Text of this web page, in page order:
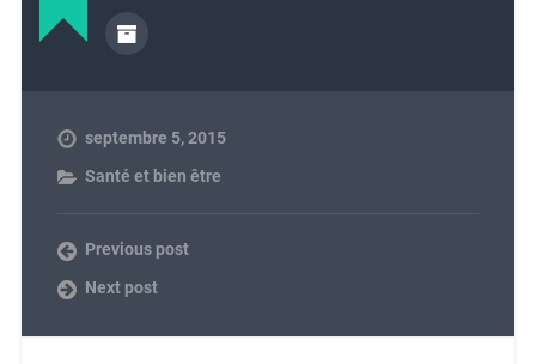
septembre 5, 2015
Santé et bien être
Previous post
Next post